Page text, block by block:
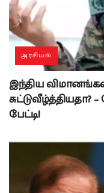
அரசியல்
இந்திய
பேட்டி!